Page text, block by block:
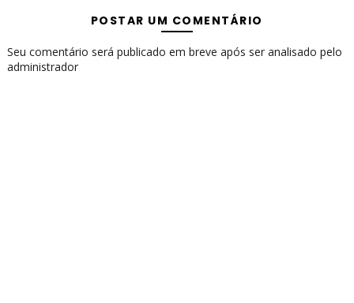
POSTAR UM COMENTÁRIO
Seu comentário será publicado em breve após ser analisado pelo
administrador